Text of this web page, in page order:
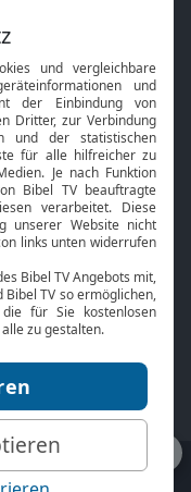
App
TV
HbbTV
Online-Bibel
Gottesdienst
TV-Empfang
Datenschutz